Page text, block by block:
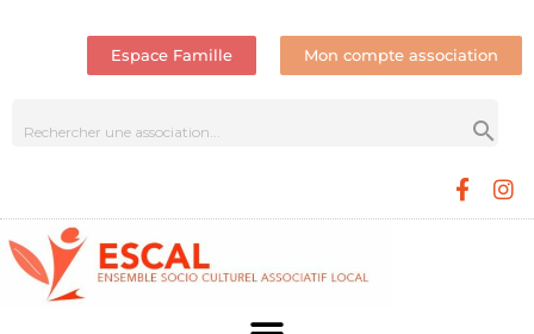
Espace Famille Mon compte association